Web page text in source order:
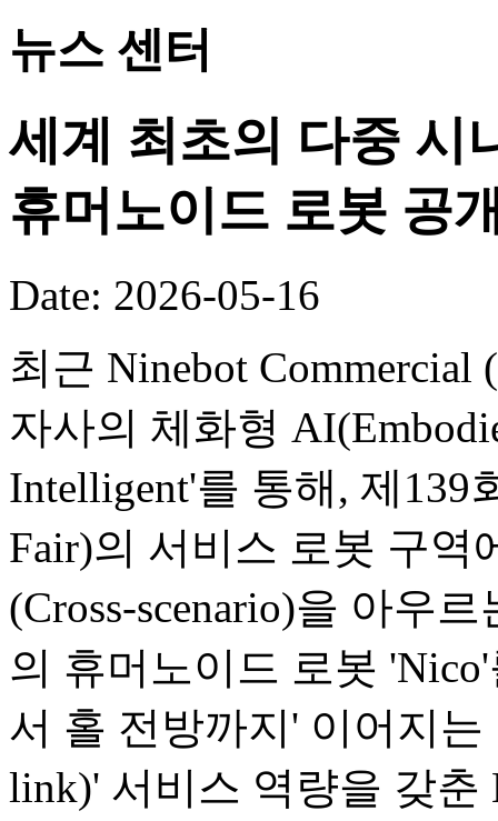
뉴스 센터
세계 최초의 다중 시
휴머노이드 로봇 공
Date: 2026-05-16
최근 Ninebot Commercial
자사의 체화형
Intelligent'를 통해, 제139
Fair)의 서비스 로봇 구역
(Cross-scenario)을 아우
의 휴머노이드 로봇
서 홀 전방까지' 이어지
link)' 서비스 역량을 갖춘